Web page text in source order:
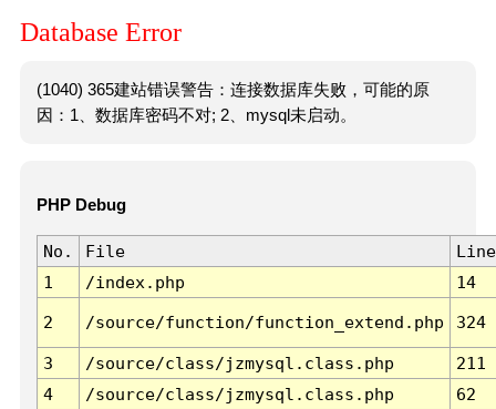
Database Error
(1040) 365建站错误警告：连接数据库失败，可能的原
因：1、数据库密码不对; 2、mysql未启动。
PHP Debug
No. File
Line
1
/index.php 14
2 /source/function/function_extend.php 324
3 /source/class/jzmysql.class.php
211
4
/source/class/jzmysql.class.php
62